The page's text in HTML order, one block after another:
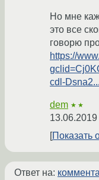
Но мне
это все
говорю
https://
cdl-Dsna2...
dem ★★
Показать
Ответ на: